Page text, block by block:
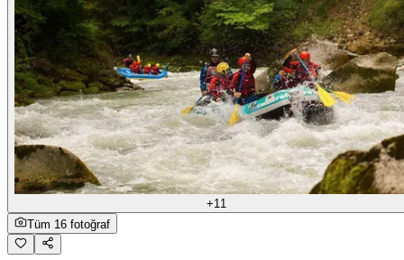
+11
Tüm 16 fotoğraf